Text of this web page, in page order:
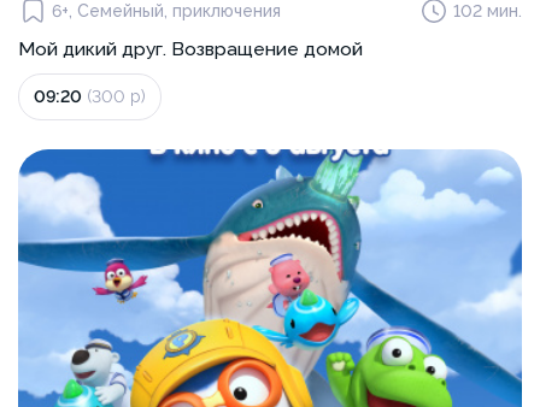
6+, Семейный, приключения 102 мин.
Мой дикий друг. Возвращение домой
09:20 (300 р)